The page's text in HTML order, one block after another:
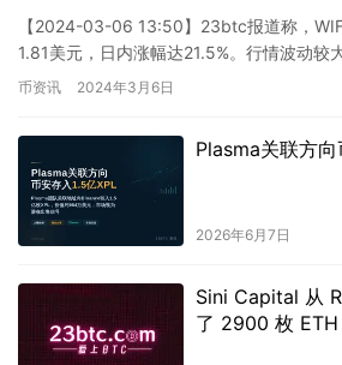
【2024-03-06 13:50】23btc报道称，
1.81美元，日内涨幅达21.5%。行情波动较
币资讯 2024年3月6日
Plasma关联方向
2026年6月7日
Sini Capital 从
了 2900 枚 ETH